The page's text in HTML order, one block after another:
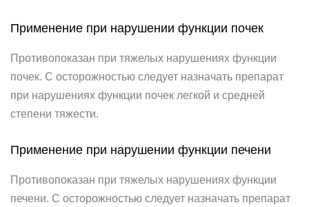
Применение при нарушении функции почек
Противопоказан при тяжелых нарушениях функции
почек. С осторожностью следует назначать препарат
при нарушениях функции почек легкой и средней
степени тяжести.
Применение при нарушении функции печени
Противопоказан при тяжелых нарушениях функции
печени. С осторожностью следует назначать препарат